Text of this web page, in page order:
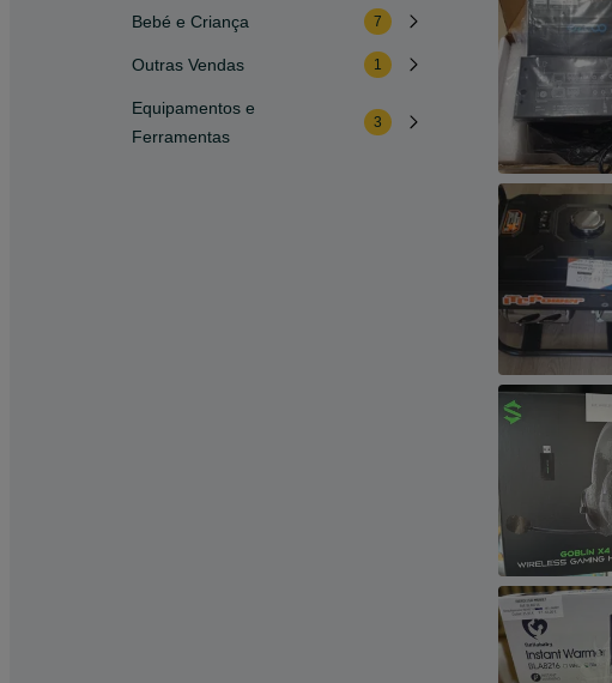
Bebé e Criança 7
Outras Vendas 1
Equipamentos e
Ferramentas
3